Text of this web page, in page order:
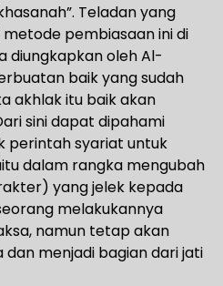
Teladan yang
pembiasaan ini di
diungkapkan oleh Al-
baik yang sudah
akhlak itu baik akan
sini dapat dipahami
perintah syariat untuk
dalam rangka mengubah
yang jelek kepada
melakukannya
namun tetap akan
menjadi bagian dari jati